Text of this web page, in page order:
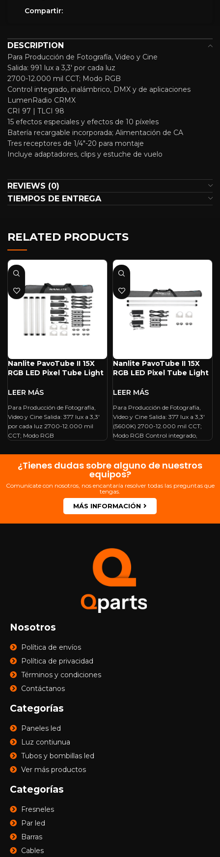
Compartir:
DESCRIPTION
Para Producción de Fotografía, Video y Cine
Salida: 991 lux a 3,3′ por cada luz
2700-12.000 mil CCT; Modo RGB
Control integrado, inalámbrico, DMX y de aplicaciones
LumenRadio CRMX
CRI 97 | TLCI 98
15 efectos especiales y efectos de 10 píxeles
Batería recargable incorporada; Alimentación de CA
Tres receptores de 1/4″-20 para montaje
Incluye adaptadores, clips y estuche de vuelo
REVIEWS (0)
TIEMPOS DE ENTREGA
RELATED PRODUCTS
Nanlite PavoTube II 15X
RGB LED Pixel Tube Light
Para Producción de Fotografía,
Video y Cine Salida: 377 lux a 3,3′
por cada luz 2700-12.000 mil
CCT; Modo RGB
Nanlite PavoTube II 15X
RGB LED Pixel Tube Light
Para Producción de Fotografía,
Video y Cine Salida: 377 lux a 3,3′
(5600K) 2700-12.000 mil CCT;
Modo RGB Control integrado,
¿Tienes dudas sobre alguno de nuestros
equipos?
Comunícate con nosotros, nos encantaría resolver todas las preguntas que
tengas.
MÁS INFORMACIÓN
Nosotros
Política de envíos
Política de privacidad
Términos y condiciones
Contáctanos
Categorías
Paneles led
Luz contiunua
Tubos y bombillas led
Ver más productos
Categorías
Fresneles
Par led
Barras
Cables